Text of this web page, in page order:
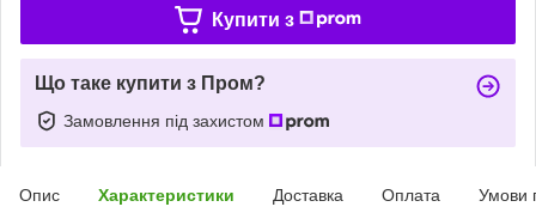
Купити з
Що таке купити з Пром?
Замовлення під захистом
Опис Характеристики Доставка Оплата Умови